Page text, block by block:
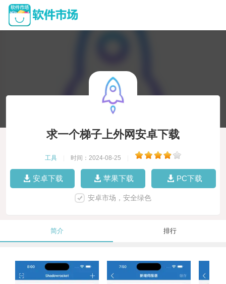
求一个梯子上外网安卓下载
工具 时间：2024-08-25
安卓下载 苹果下载 PC下载
安卓市场，安全绿色
简介 排行